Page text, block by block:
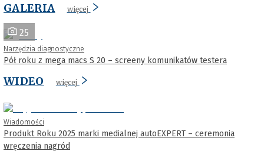
GALERIA więcej
25
Narzędzia diagnostyczne
Pół roku z mega macs S 20 – screeny komunikatów testera
WIDEO więcej
Wiadomości
Produkt Roku 2025 marki medialnej autoEXPERT – ceremonia
wręczenia nagród